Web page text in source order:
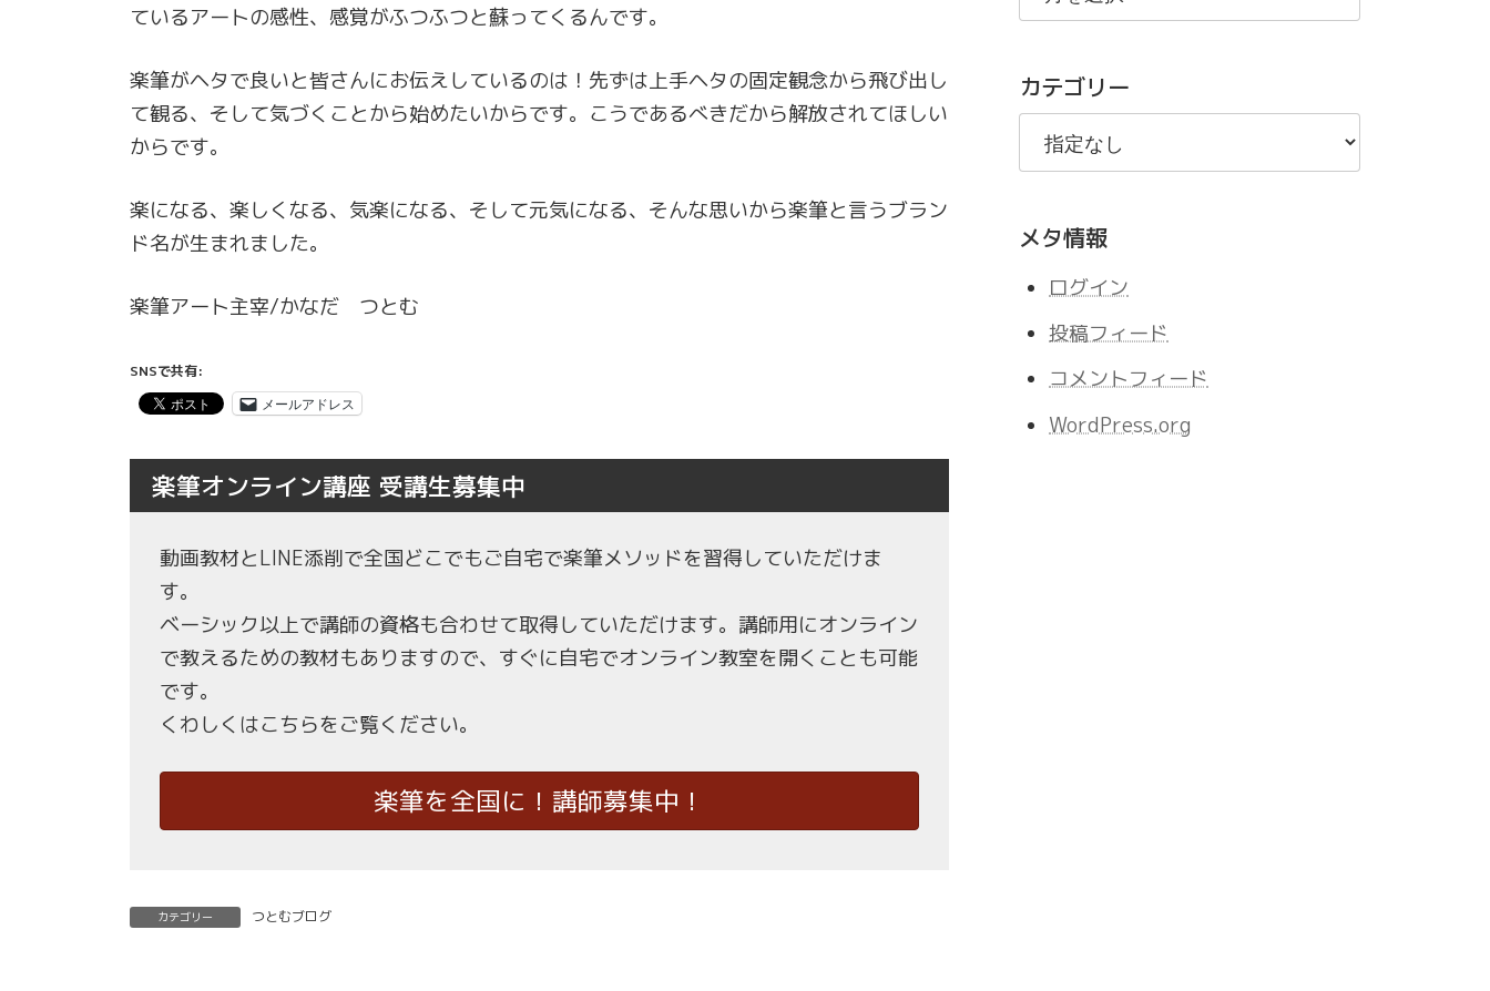
ているアートの感性、感覚がふつふつと蘇ってくるんです。
楽筆がヘタで良いと皆さんにお伝えしているのは！先ずは上手ヘタの固定観念から飛び出し
て観る、そして気づくことから始めたいからです。こうであるべきだから解放されてほしい
からです。
楽になる、楽しくなる、気楽になる、そして元気になる、そんな思いから楽筆と言うブラン
ド名が生まれました。
楽筆アート主宰/かなだ つとむ
SNSで共有:
メールアドレス
楽筆オンライン講座 受講生募集中
動画教材とLINE添削で全国どこでもご自宅で楽筆メソッドを習得していただけま
す。
ベーシック以上で講師の資格も合わせて取得していただけます。講師用にオンライン
で教えるための教材もありますので、すぐに自宅でオンライン教室を開くことも可能
です。
くわしくはこちらをご覧ください。
楽筆を全国に！講師募集中！
カテゴリー つとむブログ
の
事
カテゴリー
メタ情報
ログイン
投稿フィード
コメントフィード
WordPress.org